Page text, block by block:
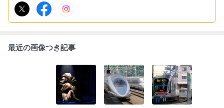
島－－
最近の画像つき記事